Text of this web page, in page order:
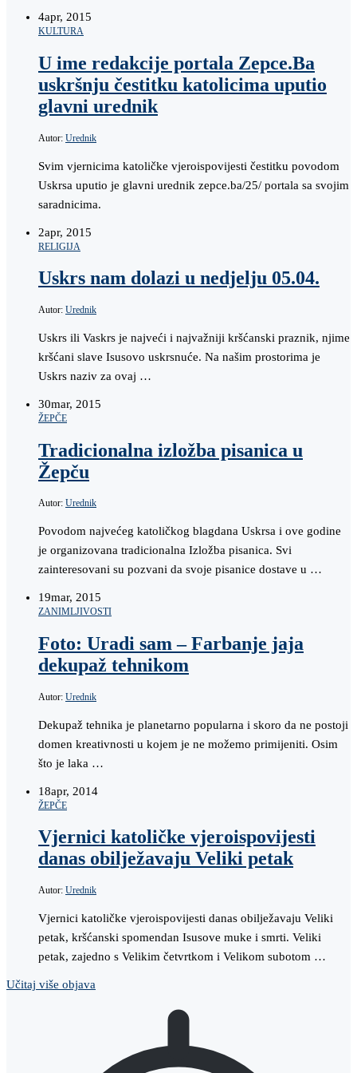
4apr, 2015
KULTURA
U ime redakcije portala Zepce.Ba
uskršnju čestitku katolicima uputio
glavni urednik
Autor: Urednik
Svim vjernicima katoličke vjeroispovijesti čestitku povodom
Uskrsa uputio je glavni urednik zepce.ba/25/ portala sa svojim
saradnicima.
2apr, 2015
RELIGIJA
Uskrs nam dolazi u nedjelju 05.04.
Autor: Urednik
Uskrs ili Vaskrs je najveći i najvažniji kršćanski praznik, njime
kršćani slave Isusovo uskrsnuće. Na našim prostorima je
Uskrs naziv za ovaj …
30mar, 2015
ŽEPČE
Tradicionalna izložba pisanica u
Žepču
Autor: Urednik
Povodom najvećeg katoličkog blagdana Uskrsa i ove godine
je organizovana tradicionalna Izložba pisanica. Svi
zainteresovani su pozvani da svoje pisanice dostave u …
19mar, 2015
ZANIMLJIVOSTI
Foto: Uradi sam – Farbanje jaja
dekupaž tehnikom
Autor: Urednik
Dekupaž tehnika je planetarno popularna i skoro da ne postoji
domen kreativnosti u kojem je ne možemo primijeniti. Osim
što je laka …
18apr, 2014
ŽEPČE
Vjernici katoličke vjeroispovijesti
danas obilježavaju Veliki petak
Autor: Urednik
Vjernici katoličke vjeroispovijesti danas obilježavaju Veliki
petak, kršćanski spomendan Isusove muke i smrti. Veliki
petak, zajedno s Velikim četvrtkom i Velikom subotom …
Učitaj više objava